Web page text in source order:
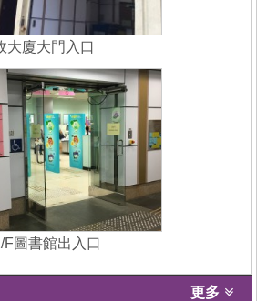
大廈大門入口
F圖書館出入口
更多